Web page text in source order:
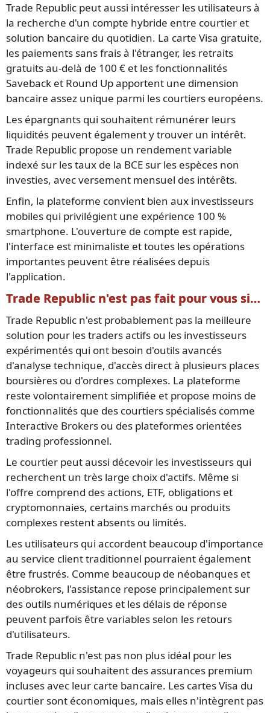
Trade Republic peut aussi intéresser les utilisateurs à
la recherche d'un compte hybride entre courtier et
solution bancaire du quotidien. La carte Visa gratuite,
les paiements sans frais à l'étranger, les retraits
gratuits au-delà de 100 € et les fonctionnalités
Saveback et Round Up apportent une dimension
bancaire assez unique parmi les courtiers européens.
Les épargnants qui souhaitent rémunérer leurs
liquidités peuvent également y trouver un intérêt.
Trade Republic propose un rendement variable
indexé sur les taux de la BCE sur les espèces non
investies, avec versement mensuel des intérêts.
Enfin, la plateforme convient bien aux investisseurs
mobiles qui privilégient une expérience 100 %
smartphone. L'ouverture de compte est rapide,
l'interface est minimaliste et toutes les opérations
importantes peuvent être réalisées depuis
l'application.
Trade Republic n'est pas fait pour vous si…
Trade Republic n'est probablement pas la meilleure
solution pour les traders actifs ou les investisseurs
expérimentés qui ont besoin d'outils avancés
d'analyse technique, d'accès direct à plusieurs places
boursières ou d'ordres complexes. La plateforme
reste volontairement simplifiée et propose moins de
fonctionnalités que des courtiers spécialisés comme
Interactive Brokers ou des plateformes orientées
trading professionnel.
Le courtier peut aussi décevoir les investisseurs qui
recherchent un très large choix d'actifs. Même si
l'offre comprend des actions, ETF, obligations et
cryptomonnaies, certains marchés ou produits
complexes restent absents ou limités.
Les utilisateurs qui accordent beaucoup d'importance
au service client traditionnel pourraient également
être frustrés. Comme beaucoup de néobanques et
néobrokers, l'assistance repose principalement sur
des outils numériques et les délais de réponse
peuvent parfois être variables selon les retours
d'utilisateurs.
Trade Republic n'est pas non plus idéal pour les
voyageurs qui souhaitent des assurances premium
incluses avec leur carte bancaire. Les cartes Visa du
courtier sont économiques, mais elles n'intègrent pas